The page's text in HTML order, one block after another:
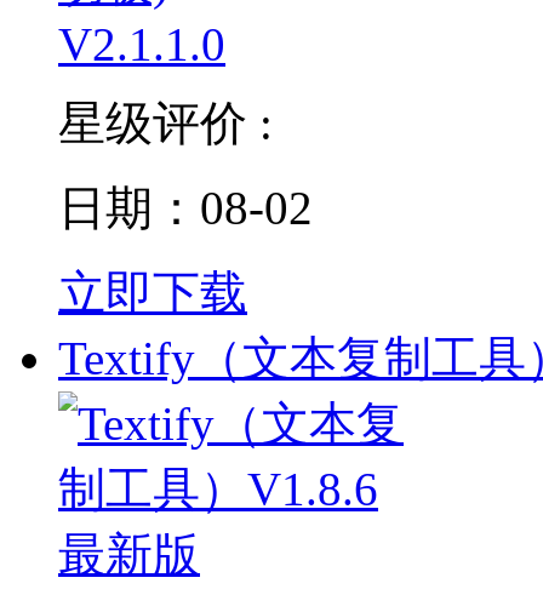
星级评价 :
日期：08-02
立即下载
Textify（文本复制工具